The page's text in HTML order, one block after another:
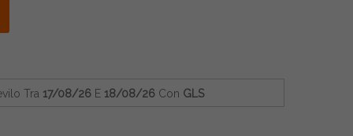
Tra 17/08/26 E 18/08/26 Con GLS